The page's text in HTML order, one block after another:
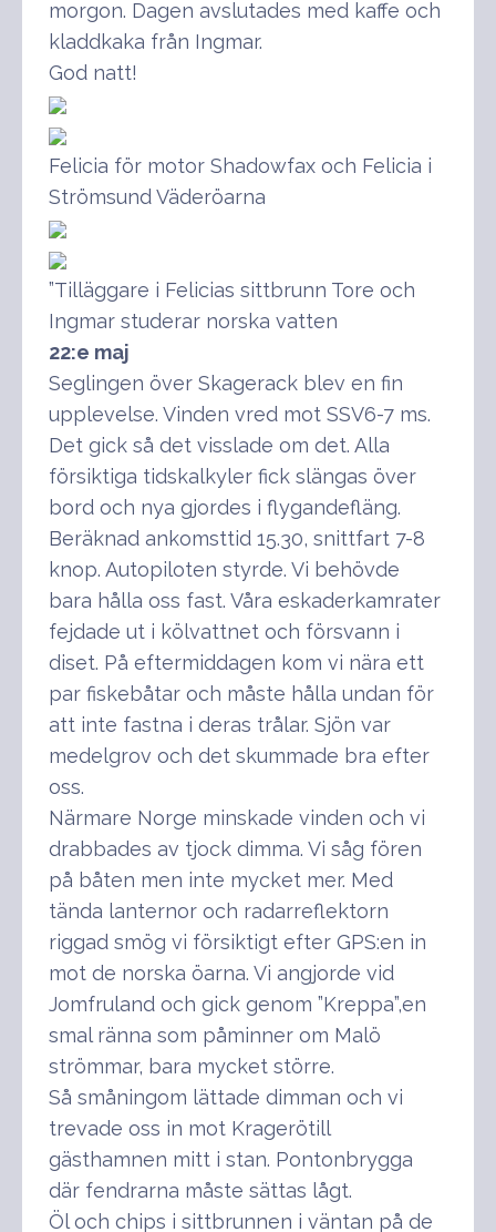
morgon. Dagen avslutades med kaffe och
kladdkaka från Ingmar.
God natt!
Felicia för motor Shadowfax och Felicia i
Strömsund Väderöarna
”Tilläggare i Felicias sittbrunn Tore och
Ingmar studerar norska vatten
22:e maj
Seglingen över Skagerack blev en fin
upplevelse. Vinden vred mot SSV6-7 ms.
Det gick så det visslade om det. Alla
försiktiga tidskalkyler fick slängas över
bord och nya gjordes i flygandefläng.
Beräknad ankomsttid 15.30, snittfart 7-8
knop. Autopiloten styrde. Vi behövde
bara hålla oss fast. Våra eskaderkamrater
fejdade ut i kölvattnet och försvann i
diset. På eftermiddagen kom vi nära ett
par fiskebåtar och måste hålla undan för
att inte fastna i deras trålar. Sjön var
medelgrov och det skummade bra efter
oss.
Närmare Norge minskade vinden och vi
drabbades av tjock dimma. Vi såg fören
på båten men inte mycket mer. Med
tända lanternor och radarreflektorn
riggad smög vi försiktigt efter GPS:en in
mot de norska öarna. Vi angjorde vid
Jomfruland och gick genom ”Kreppa”,en
smal ränna som påminner om Malö
strömmar, bara mycket större.
Så småningom lättade dimman och vi
trevade oss in mot Kragerötill
gästhamnen mitt i stan. Pontonbrygga
där fendrarna måste sättas lågt.
Öl och chips i sittbrunnen i väntan på de